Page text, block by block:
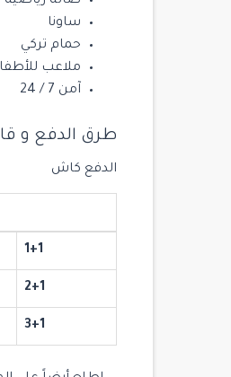
ساونا
حمام تركي
ملاعب
آمن 7 / 24
طرق الدفع و
الدفع كاش
1+1
2+1
3+1